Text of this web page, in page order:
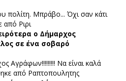
πολίτη. Μπράβο... Όχι σαν κάτι
από Ριρι
ο Δήμαρχος
σε ένα σοβαρό
Αγράφων!!!!!!!!! Να είναι καλά
από Ραπτοπουλητης